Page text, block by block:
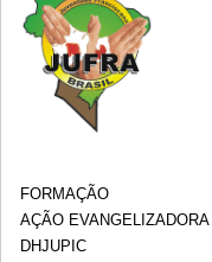
FORMAÇÃO
AÇÃO EVANGELIZADORA
DHJUPIC